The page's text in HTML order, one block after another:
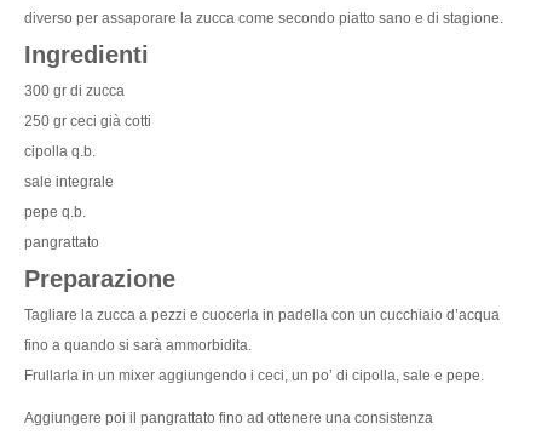
diverso per assaporare la zucca come secondo piatto sano e di stagione.
Ingredienti
300 gr di zucca
250 gr ceci già cotti
cipolla q.b.
sale integrale
pepe q.b.
pangrattato
Preparazione
Tagliare la zucca a pezzi e cuocerla in padella con un cucchiaio d’acqua
fino a quando si sarà ammorbidita.
Frullarla in un mixer aggiungendo i ceci, un po’ di cipolla, sale e pepe.
Aggiungere poi il pangrattato fino ad ottenere una consistenza